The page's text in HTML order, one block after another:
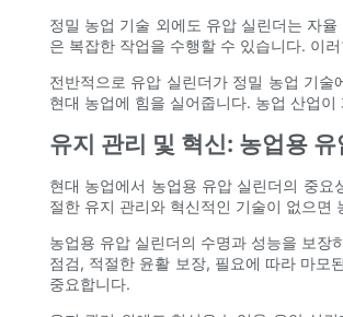
정밀 농업 기술 외에도 유압 실린더는 자
은 복잡한 작업을 수행할 수 있습니다. 이
전반적으로 유압 실린더가 정밀 농업 기
현대 농업에 힘을 실어줍니다. 농업 산업
유지 관리 및 혁신: 농업용
현대 농업에서 농업용 유압 실린더의 중
절한 유지 관리와 혁신적인 기술이 없으면
농업용 유압 실린더의 수명과 성능을 보장
점검, 적절한 윤활 보장, 필요에 따라 마모
중요합니다.